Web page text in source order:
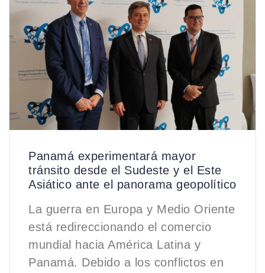
Panamá experimentará mayor
tránsito desde el Sudeste y el Este
Asiático ante el panorama geopolítico
La guerra en Europa y Medio Oriente
está redireccionando el comercio
mundial hacia América Latina y
Panamá. Debido a los conflictos en